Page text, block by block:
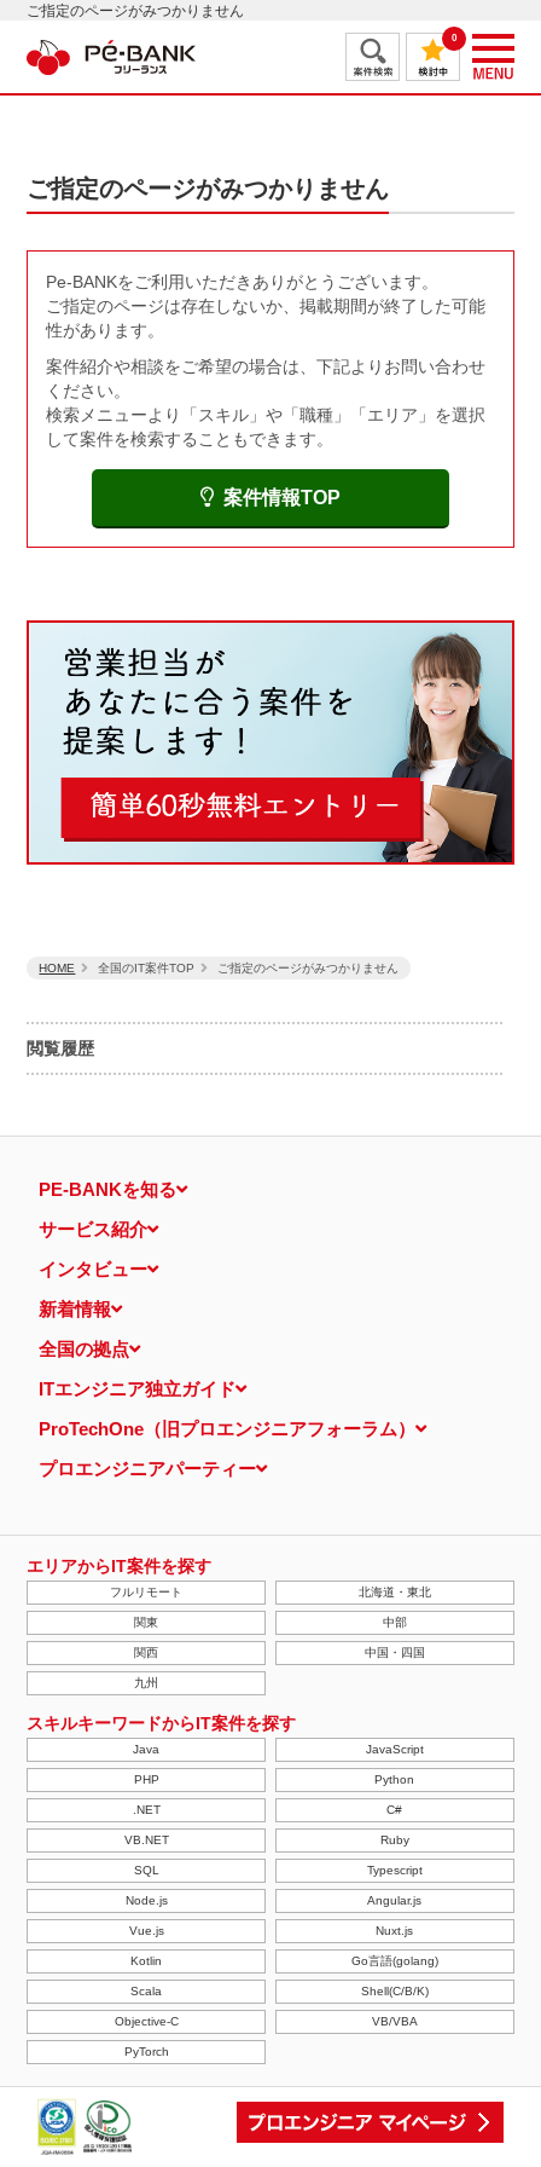
ご指定のページがみつかりません
0
閲覧履歴
HOME 全国のIT案件TOP ご指定のページがみつかりません
ご指定のページがみつかりません
Pe-BANKをご利用いただきありがとうございます。
ご指定のページは存在しないか、掲載期間が終了した可能
性があります。
案件紹介や相談をご希望の場合は、下記よりお問い合わせ
ください。
検索メニューより「スキル」や「職種」「エリア」を選択
して案件を検索することもできます。
案件情報TOP
PE-BANKを知る
サービス紹介
インタビュー
新着情報
全国の拠点
ITエンジニア独立ガイド
ProTechOne（旧プロエンジニアフォーラム）
プロエンジニアパーティー
エリアからIT案件を探す
フルリモート 北海道・東北
関東 中部
関西 中国・四国
九州
スキルキーワードからIT案件を探す
Java JavaScript
PHP Python
.NET C#
VB.NET Ruby
SQL Typescript
Node.js Angular.js
Vue.js Nuxt.js
Kotlin Go言語(golang)
Scala Shell(C/B/K)
Objective-C VB/VBA
PyTorch